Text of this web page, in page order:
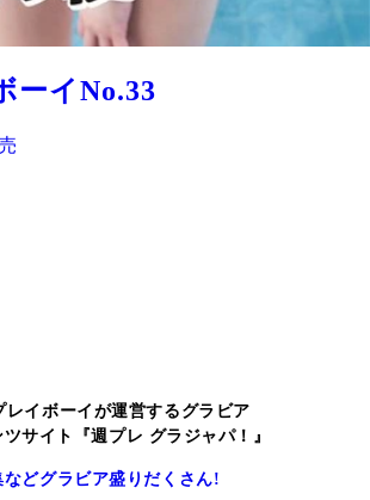
ーイNo.33
レイボーイが運営するグラビア
ツサイト『週プレ グラジャパ！』
どグラビア盛りだくさん!